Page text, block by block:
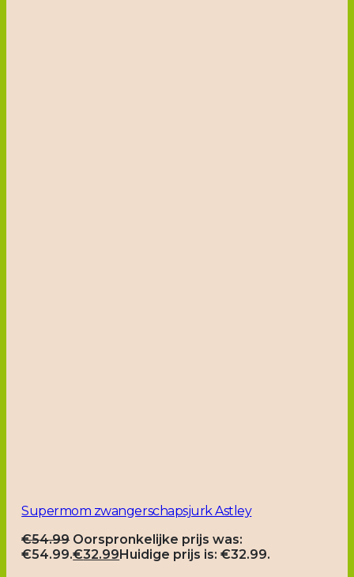
Supermom zwangerschapsjurk Astley
€54.99 Oorspronkelijke prijs was:
€54.99.€32.99Huidige prijs is: €32.99.